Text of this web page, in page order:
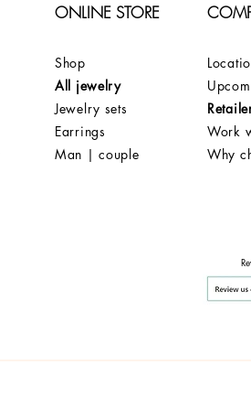
ONLINE STORE
Shop
All jewelry
Jewelry sets
Earrings
Man | couple
Work
Why